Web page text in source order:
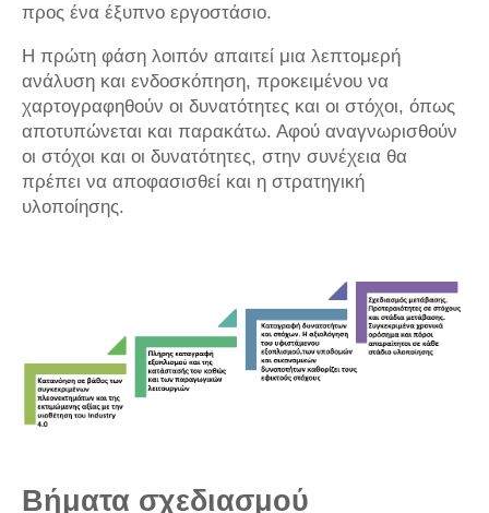
προς ένα έξυπνο εργοστάσιο.
Η πρώτη φάση λοιπόν απαιτεί μια λεπτομερή
ανάλυση και ενδοσκόπηση, προκειμένου να
χαρτογραφηθούν οι δυνατότητες και οι στόχοι, όπως
αποτυπώνεται και παρακάτω. Αφού αναγνωρισθούν
οι στόχοι και οι δυνατότητες, στην συνέχεια θα
πρέπει να αποφασισθεί και η στρατηγική
υλοποίησης.
Βήματα σχεδιασμού